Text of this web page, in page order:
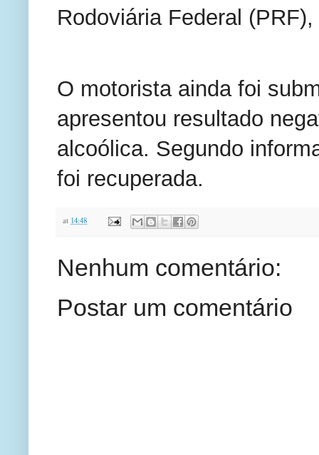
Rodoviária Federal
O motorista ainda foi
apresentou resultado
alcoólica. Segundo
foi recuperada.
at 14:48
Nenhum comentário:
Postar um comentário